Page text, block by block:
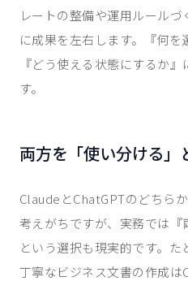
レートの整備や運用ルール
に成果を左右します。『何を
『どう使える状態にするか
す。
両方を「使い分ける」
ClaudeとChatGPTのどちら
考えがちですが、実務では『
という選択も現実的です。
丁寧なビジネス文書の作成